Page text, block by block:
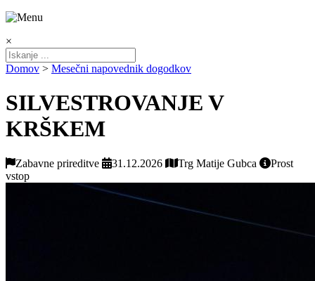
×
Domov > Mesečni napovednik dogodkov
SILVESTROVANJE V
KRŠKEM
Zabavne prireditve 31.12.2026 Trg Matije Gubca
Prost
vstop